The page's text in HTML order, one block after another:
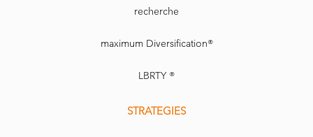
recherche
maximum Diversification®
LBRTY ®
STRATEGIES